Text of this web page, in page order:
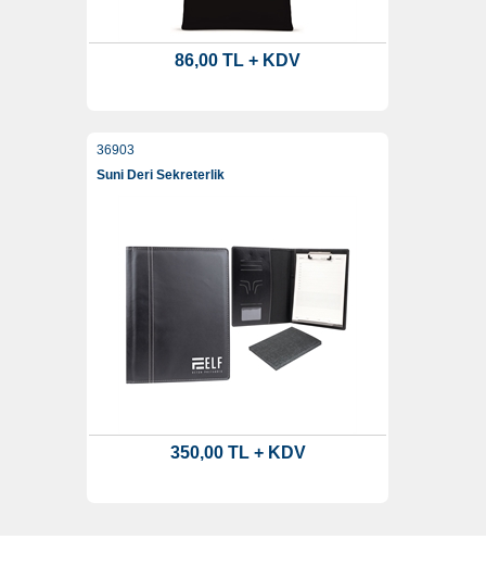
86,00 TL + KDV
36903
Suni Deri Sekreterlik
350,00 TL + KDV